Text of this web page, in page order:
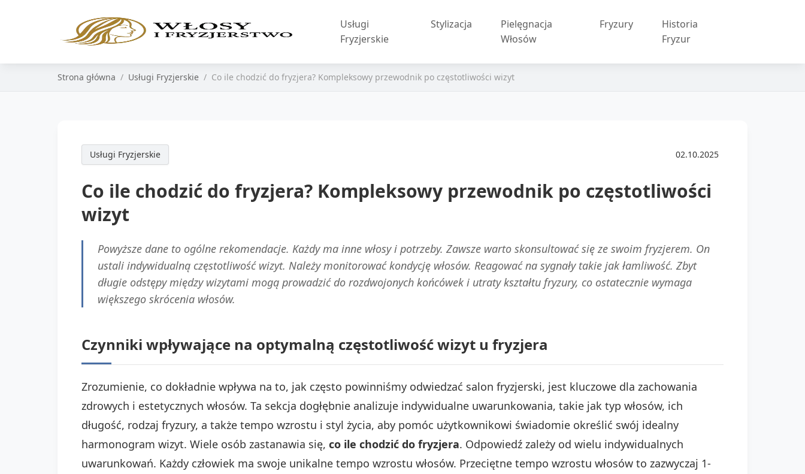
Usługi
Fryzjerskie
Stylizacja
Pielęgnacja
Włosów
Fryzury
Historia
Fryzur
Strona główna Usługi Fryzjerskie Co ile chodzić do fryzjera? Kompleksowy przewodnik po częstotliwości wizyt
Usługi Fryzjerskie 02.10.2025
Co ile chodzić do fryzjera? Kompleksowy przewodnik po częstotliwości
wizyt
Powyższe dane to ogólne rekomendacje. Każdy ma inne włosy i potrzeby. Zawsze warto skonsultować się ze swoim fryzjerem. On
ustali indywidualną częstotliwość wizyt. Należy monitorować kondycję włosów. Reagować na sygnały takie jak łamliwość. Zbyt
długie odstępy między wizytami mogą prowadzić do rozdwojonych końcówek i utraty kształtu fryzury, co ostatecznie wymaga
większego skrócenia włosów.
Czynniki wpływające na optymalną częstotliwość wizyt u fryzjera
Zrozumienie, co dokładnie wpływa na to, jak często powinniśmy odwiedzać salon fryzjerski, jest kluczowe dla zachowania
zdrowych i estetycznych włosów. Ta sekcja dogłębnie analizuje indywidualne uwarunkowania, takie jak typ włosów, ich
długość, rodzaj fryzury, a także tempo wzrostu i styl życia, aby pomóc użytkownikowi świadomie określić swój idealny
harmonogram wizyt. Wiele osób zastanawia się, co ile chodzić do fryzjera. Odpowiedź zależy od wielu indywidualnych
uwarunkowań. Każdy człowiek ma swoje unikalne tempo wzrostu włosów. Przeciętne tempo wzrostu włosów to zazwyczaj 1-